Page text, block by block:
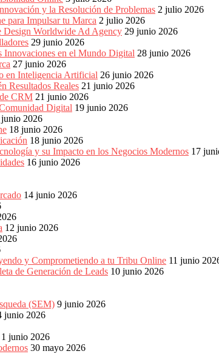
y la Resolución de Problemas 2 julio 2026
para Impulsar tu Marca 2 julio 2026
Worldwide Ad Agency 29 junio 2026
29 junio 2026
Innovaciones en el Mundo Digital 28 junio 2026
27 junio 2026
en Inteligencia Artificial 26 junio 2026
Resultados Reales 21 junio 2026
CRM 21 junio 2026
Digital 19 junio 2026
junio 2026
18 junio 2026
18 junio 2026
y su Impacto en los Negocios Modernos 17
16 junio 2026
14 junio 2026
12 junio 2026
y Comprometiendo a tu Tribu Online 11 junio
de Generación de Leads 10 junio 2026
(SEM) 9 junio 2026
junio 2026
1 junio 2026
30 mayo 2026